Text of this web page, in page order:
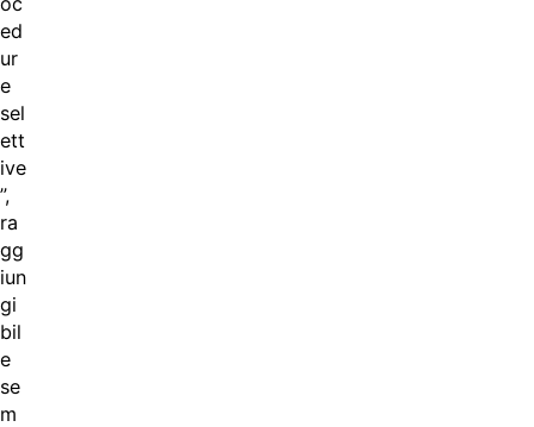
ed
ur
e
sel
ett
ive
”,
ra
gg
iun
gi
bil
e
se
m